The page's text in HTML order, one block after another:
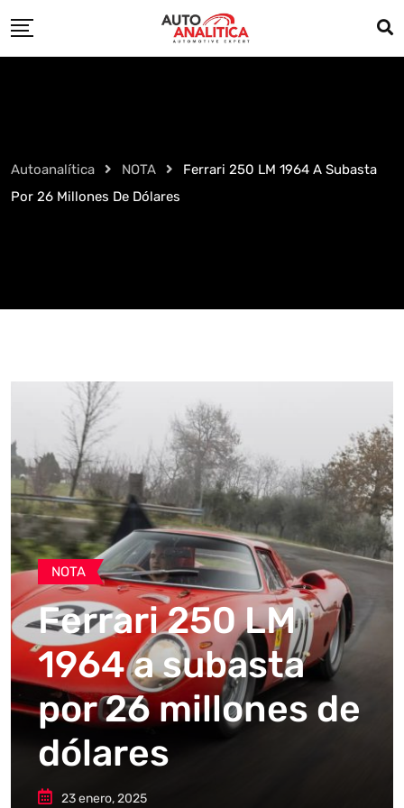
to
Autoanalítica NOTA
Ferrari 250 LM 1964 A Subasta
Por 26 Millones De Dólares
NOTA
Ferrari 250 LM
1964 a subasta
por 26 millones de
dólares
23 enero, 2025